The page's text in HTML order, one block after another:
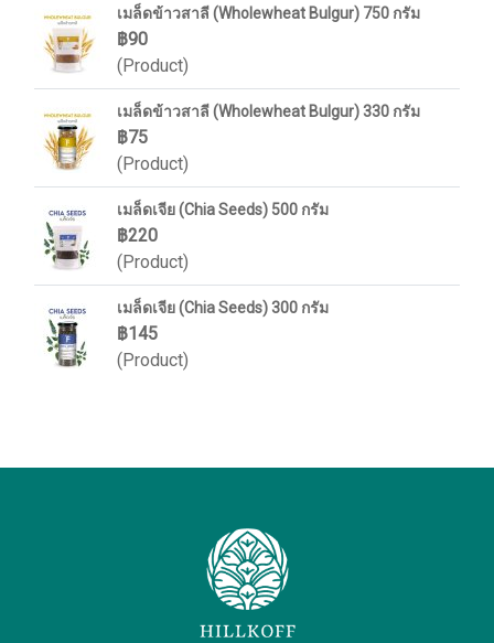
เมล็ดข้าวสาลี (Wholewheat Bulgur) 750 กรัม
฿90
(Product)
เมล็ดข้าวสาลี (Wholewheat Bulgur) 330 กรัม
฿75
(Product)
เมล็ดเจีย (Chia Seeds) 500 กรัม
฿220
(Product)
เมล็ดเจีย (Chia Seeds) 300 กรัม
฿145
(Product)